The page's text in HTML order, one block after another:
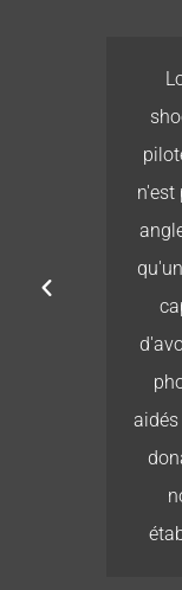
n'est